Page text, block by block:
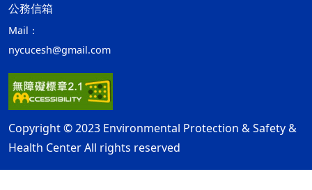
公務信箱
Mail：
nycucesh@gmail.com
Copyright © 2023 Environmental Protection & Safety &
Health Center All rights reserved